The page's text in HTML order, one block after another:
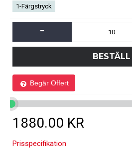
1-Färgstryck
-
BESTÄLL
Begär Offert
1880.00 KR
Prisspecifikation